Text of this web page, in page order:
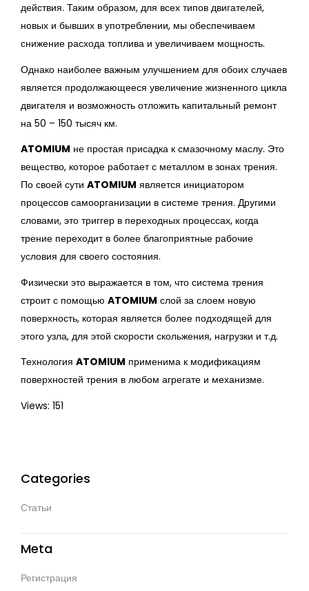
действия. Таким образом, для всех типов двигателей,
новых и бывших в употреблении, мы обеспечиваем
снижение расхода топлива и увеличиваем мощность.
Однако наиболее важным улучшением для обоих случаев
является продолжающееся увеличение жизненного цикла
двигателя и возможность отложить капитальный ремонт
на 50 – 150 тысяч км.
ATOMIUM не простая присадка к смазочному маслу. Это
вещество, которое работает с металлом в зонах трения.
По своей сути ATOMIUM является инициатором
процессов самоорганизации в системе трения. Другими
словами, это триггер в переходных процессах, когда
трение переходит в более благоприятные рабочие
условия для своего состояния.
Физически это выражается в том, что система трения
строит с помощью ATOMIUM слой за слоем новую
поверхность, которая является более подходящей для
этого узла, для этой скорости скольжения, нагрузки и т.д.
Технология ATOMIUM применима к модификациям
поверхностей трения в любом агрегате и механизме.
Views: 151
Categories
Статьи
Meta
Регистрация